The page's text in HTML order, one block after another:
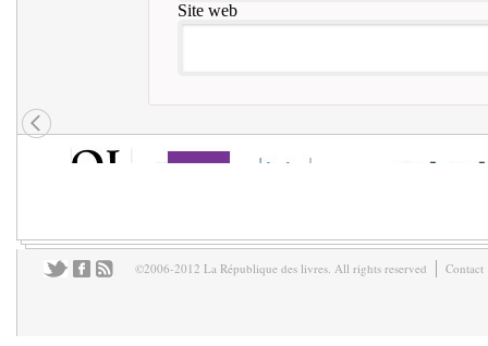
Site web
©2006-2012 La République des livres. All rights reserved Contact